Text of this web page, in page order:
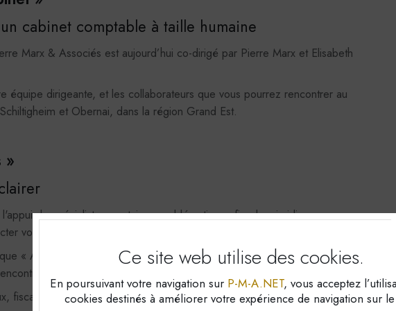
cabinet comptable à taille humaine
Marx & Associés est aujourd’hui co-dirigé par Pierre Marx et Elisabeth
équipe dirigeante, et les collaborateurs que vous pourrez rencontrer au
et Obernai, dans la région Grand Est.
»
de spécialistes, certaines problématiques fiscales, juridiques ou
votre entreprise comme votre patrimoine ».
« Actualités » a été pensée pour répondre aux questions et
en tant qu’entrepreneur.
fiscaux, sociaux ou juridiques, les articles de notre rubrique actualités vous
Ce site web utilisedes cookies.
En poursuivant votre navigation sur P-M-A.NET, vous acceptez
cookies destinés à améliorer votre expérience de navigation sur le